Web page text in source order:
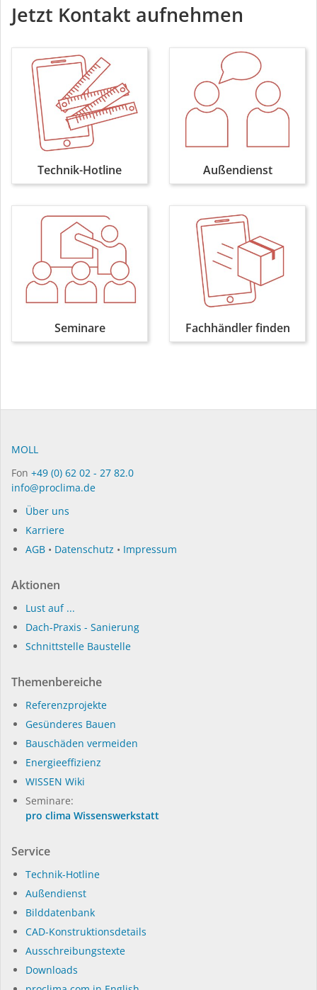
Jetzt Kontakt aufnehmen
Technik-Hotline Außendienst
Seminare Fachhändler finden
MOLL
Fon +49 (0) 62 02 - 27 82.0
info@proclima.de
Über uns
Karriere
AGB • Datenschutz • Impressum
Aktionen
Lust auf ...
Dach-Praxis - Sanierung
Schnittstelle Baustelle
Themenbereiche
Referenzprojekte
Gesünderes Bauen
Bauschäden vermeiden
Energieeffizienz
WISSEN Wiki
Seminare:
pro clima Wissenswerkstatt
Service
Technik-Hotline
Außendienst
Bilddatenbank
CAD-Konstruktionsdetails
Ausschreibungstexte
Downloads